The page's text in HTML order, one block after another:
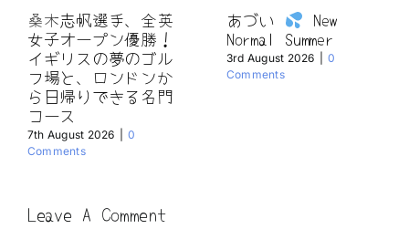
桑木志帆選手、全英
女子オープン優勝！
イギリスの夢のゴル
フ場と、ロンドンか
ら日帰りできる名門
コース
7th August 2026
0
Comments
あづい
New
Normal Summer
3rd August 2026
0
Comments
Leave A Comment